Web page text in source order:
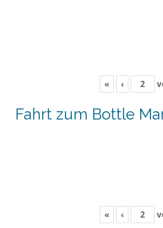
« ‹
Fahrt zum Bottle
« ‹